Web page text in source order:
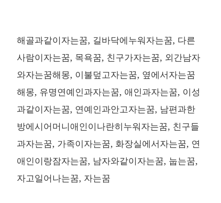
해골과같이자는꿈, 길바닥에누워자는꿈, 다른
사람이자는꿈, 목욕꿈, 친구가자는꿈, 외간남자
와자는꿈해몽, 이불덮고자는꿈, 옆에서자는꿈
해몽, 유명연예인과자는꿈, 애인과자는꿈, 이성
과같이자는꿈, 연예인과안고자는꿈, 남편과한
방에시어머니애인이나란히누워자는꿈, 친구들
과자는꿈, 가족이자는꿈, 화장실에서자는꿈, 연
애인이랑잠자는꿈, 남자와같이자는꿈, 눕는꿈,
자고일어나는꿈, 자는꿈